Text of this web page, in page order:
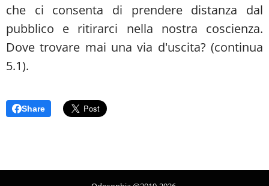
che ci consenta di prendere distanza dal
pubblico e ritirarci nella nostra coscienza.
Dove trovare mai una via d'uscita? (continua
5.1).
Share